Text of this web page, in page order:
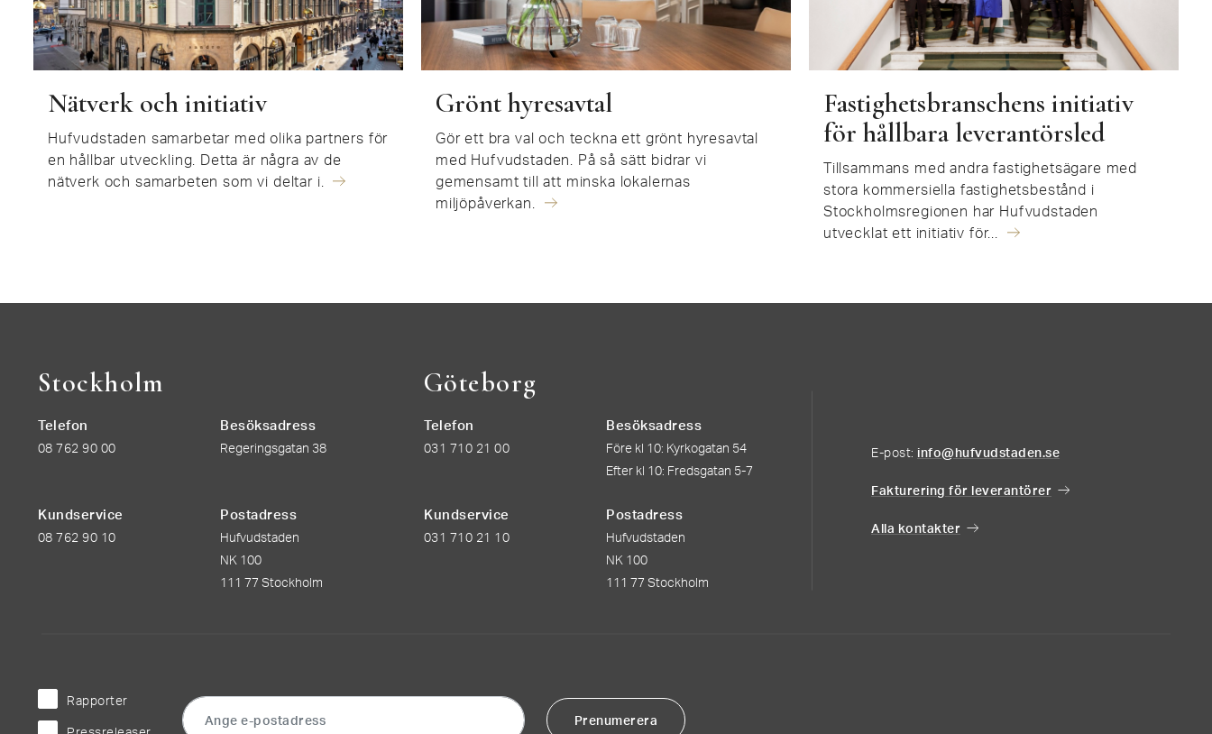
Nätverk och initiativ
Hufvudstaden samarbetar med olika partners för
en hållbar utveckling. Detta är några av de
nätverk och samarbeten som vi deltar i.
Grönt hyresavtal
Gör ett bra val och teckna ett grönt hyresavtal
med Hufvudstaden. På så sätt bidrar vi
gemensamt till att minska lokalernas
miljöpåverkan.
Fastighetsbranschens initiativ
för hållbara leverantörsled
Tillsammans med andra fastighetsägare med
stora kommersiella fastighetsbestånd i
Stockholmsregionen har Hufvudstaden
utvecklat ett initiativ för...
Stockholm
Telefon
08 762 90 00
Besöksadress
Regeringsgatan 38
Göteborg
Telefon
031 710 21 00
Besöksadress
Före kl 10: Kyrkogatan 54
Efter kl 10: Fredsgatan 5-7
Kundservice
08 762 90 10
Postadress
Hufvudstaden
NK 100
111 77 Stockholm
Kundservice
031 710 21 10
Postadress
Hufvudstaden
NK 100
111 77 Stockholm
E-post: info@hufvudstaden.se
Fakturering för leverantörer
Alla kontakter
Rapporter